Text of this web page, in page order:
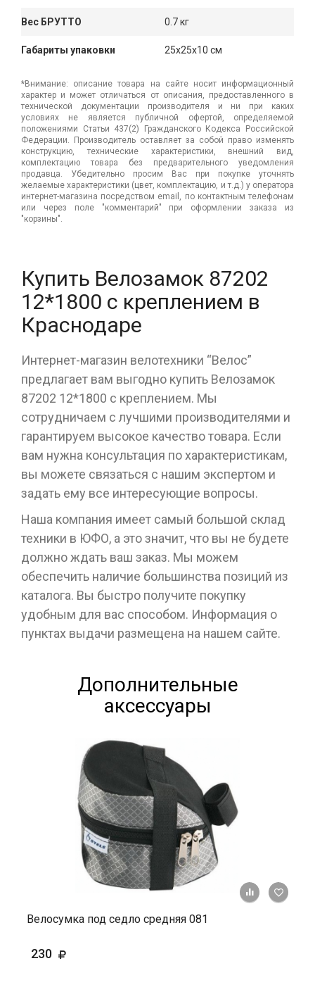
Вес БРУТТО 0.7 кг
Габариты упаковки 25x25x10 см
*Внимание: описание товара на сайте носит информационный
характер и может отличаться от описания, предоставленного в
технической документации производителя и ни при каких
условиях не является публичной офертой, определяемой
положениями Статьи 437(2) Гражданского Кодекса Российской
Федерации. Производитель оставляет за собой право изменять
конструкцию, технические характеристики, внешний вид,
комплектацию товара без предварительного уведомления
продавца. Убедительно просим Вас при покупке уточнять
желаемые характеристики (цвет, комплектацию, и т.д.) у оператора
интернет-магазина посредством email, по контактным телефонам
или через поле "комментарий" при оформлении заказа из
"корзины".
Купить Велозамок 87202
12*1800 с креплением в
Краснодаре
Интернет-магазин велотехники “Велос”
предлагает вам выгодно купить Велозамок
87202 12*1800 с креплением. Мы
сотрудничаем с лучшими производителями и
гарантируем высокое качество товара. Если
вам нужна консультация по характеристикам,
вы можете связаться с нашим экспертом и
задать ему все интересующие вопросы.
Наша компания имеет самый большой склад
техники в ЮФО, а это значит, что вы не будете
должно ждать ваш заказ. Мы можем
обеспечить наличие большинства позиций из
каталога. Вы быстро получите покупку
удобным для вас способом. Информация о
пунктах выдачи размещена на нашем сайте.
Дополнительные
аксессуары
+ К
Велосумка под седло средняя 081
230